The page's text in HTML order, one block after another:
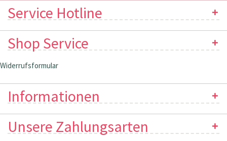
Service Hotline
Shop Service
Widerrufsformular
Informationen
Unsere Zahlungsarten